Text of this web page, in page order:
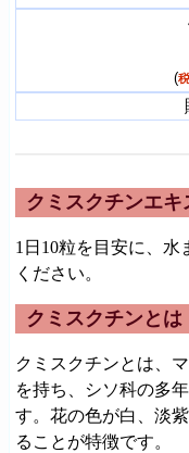
(
クミスクチンエ
1日10粒を目安に、水
ください。
クミスクチンとは
クミスクチンとは、
を持ち、シソ科の多
す。花の色が白、淡
ることが特徴です。